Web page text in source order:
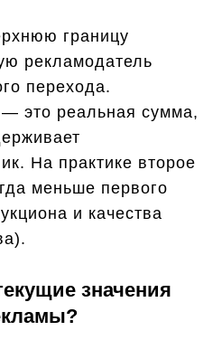
границу
рекламодатель
перехода.
это реальная сумма,
На практике второе
меньше первого
и качества
значения